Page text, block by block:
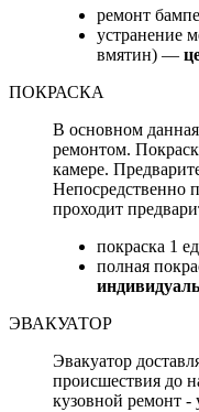
ремонт
устранение
вмятин) —
ПОКРАСКА
В основном
ремонтом.
камере.
Непосредственно
проходит
покраска 1
полная
ЭВАКУАТОР
Эвакуатор
происшествия до
кузовной ремонт -